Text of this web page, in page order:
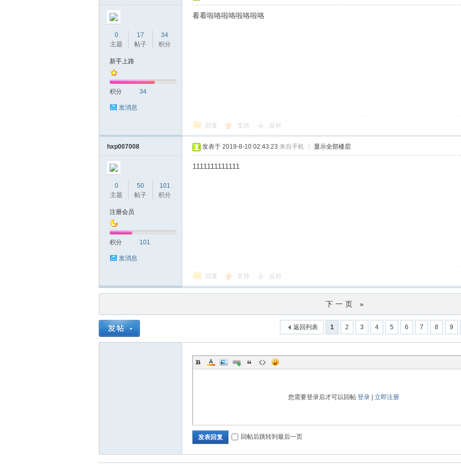
圳
品
0
主题
17
帖子
34
积分
新手上路
积分 34
发消息
看看啦咯啦咯啦咯啦咯
回复 支持 反对
hxp007008
0
主题
50
帖子
101
积分
注册会员
积分 101
发消息
发表于 2019-8-10 02:43:23 来自手机 显示全部楼层
1111111111111
回复 支持 反对
下一页 »
1 2 3 4 5 6 7 8 9
返回列表
您需要登录后才可以回帖 登录| 立即注册
发表回复 回帖后跳转到最后一页